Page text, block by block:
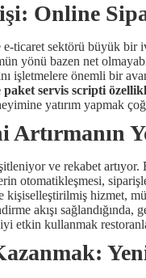
Online
ticaret sektörü büyük bir
yönü bazen net
işletmelere önemli bir
paket servis scripti
yatırım yapmak
ve rekabet artıyor.
otomatikleşmesi,
kişiselleştirilmiş hizmet,
akışı
etkin kullanmak